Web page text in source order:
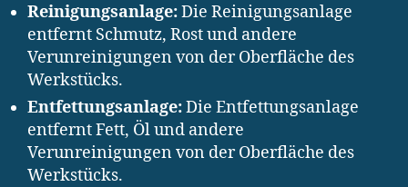
Reinigungsanlage:Die Reinigungsanlage
entfernt Schmutz, Rost und andere
Verunreinigungen von der Oberfläche des
Werkstücks.
Entfettungsanlage:Die Entfettungsanlage
entfernt Fett, Öl und andere
Verunreinigungen von der Oberfläche des
Werkstücks.